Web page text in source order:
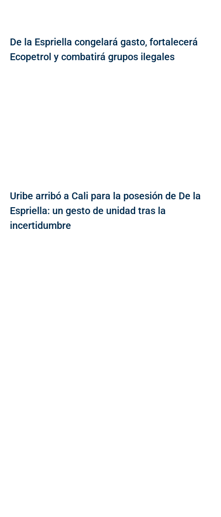
De la Espriella congelará gasto, fortalecerá
Ecopetrol y combatirá grupos ilegales
Uribe arribó a Cali para la posesión de De la
Espriella: un gesto de unidad tras la
incertidumbre